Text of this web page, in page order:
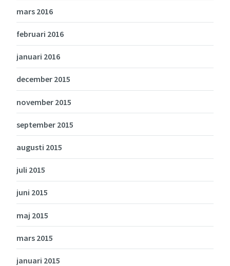
mars 2016
februari 2016
januari 2016
december 2015
november 2015
september 2015
augusti 2015
juli 2015
juni 2015
maj 2015
mars 2015
januari 2015